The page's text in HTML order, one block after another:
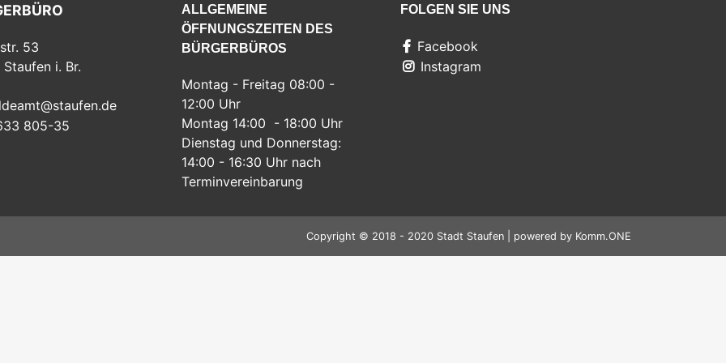
53
Staufen i. Br.
805-35
ALLGEMEINE
ÖFFNUNGSZEITEN DES
BÜRGERBÜROS
Montag - Freitag 08:00 -
12:00 Uhr
Montag 14:00 - 18:00 Uhr
Dienstag und Donnerstag:
14:00 - 16:30 Uhr nach
Terminvereinbarung
FOLGEN SIE UNS
Facebook
Instagram
Copyright © 2018 - 2020 Stadt Staufen | powered by Komm.ONE